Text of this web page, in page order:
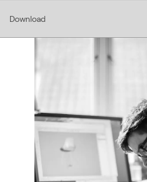
Download